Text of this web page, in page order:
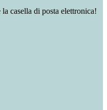
casella di posta elettronica!